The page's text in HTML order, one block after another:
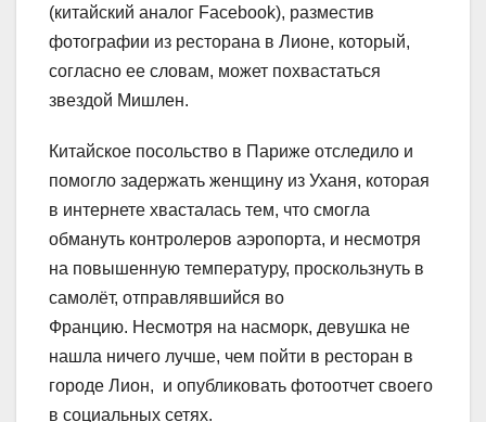
(китайский аналог Facebook), разместив
фотографии из ресторана в Лионе, который,
согласно ее словам, может похвастаться
звездой Мишлен.
Китайское посольство в Париже отследило и
помогло задержать женщину из Уханя, которая
в интернете хвасталась тем, что смогла
обмануть контролеров аэропорта, и несмотря
на повышенную температуру, проскользнуть в
самолёт, отправлявшийся во
Францию. Несмотря на насморк, девушка не
нашла ничего лучше, чем пойти в ресторан в
городе Лион, и опубликовать фотоотчет своего
в социальных сетях.